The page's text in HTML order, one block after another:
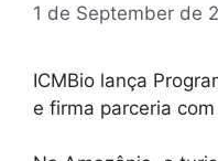
1 de September de
ICMBio lança
e firma parceria com